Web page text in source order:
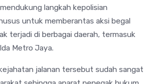
mendukung langkah kepolisian
untuk memberantas aksi begal
terjadi di berbagai daerah, termasuk
Metro Jaya.
jalanan tersebut sudah sangat